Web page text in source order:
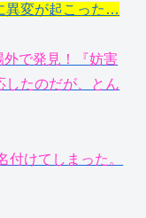
異変が起こった…
外で発見！『妨害
したのだが、とん
付けてしまった。